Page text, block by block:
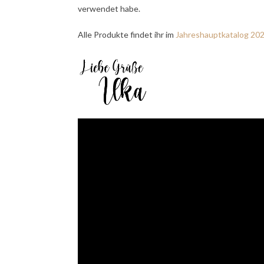
verwendet habe.
Alle Produkte findet ihr im Jahreshauptkatalog